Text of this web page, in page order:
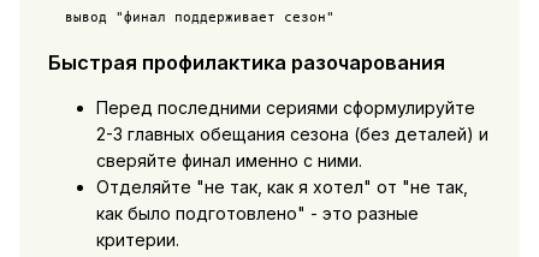
  вывод "финал поддерживает сезон"
Быстрая профилактика разочарования
Перед последними сериями сформулируйте
2-3 главных обещания сезона (без деталей) и
сверяйте финал именно с ними.
Отделяйте "не так, как я хотел" от "не так,
как было подготовлено" - это разные
критерии.